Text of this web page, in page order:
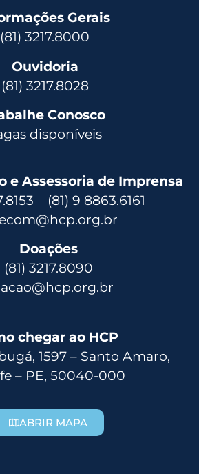
Gerais
(81) 3217.8000
Ouvidoria
(81) 3217.8028
Conosco
disponíveis
e Assessoria de Imprensa
(81) 9 8863.6161
Doações
(81) 3217.8090
chegar ao HCP
1597 – Santo Amaro,
– PE, 50040-000
ABRIR MAPA